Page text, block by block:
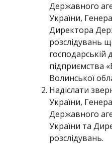
Державного
України,
Директора
розслідувань
господарській
підприємства
Волинської
Надіслати
України,
Державного
України та
розслідувань.